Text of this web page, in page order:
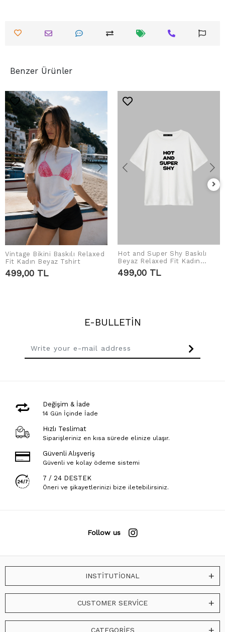
Benzer Ürünler
ADD TO CART
Vintage Bikini Baskılı Relaxed
Fit Kadın Beyaz Tshirt
499,00 TL
ADD TO CART
Hot and Super Shy Baskılı
Beyaz Relaxed Fit Kadın
Tshirt
499,00 TL
E-BULLETİN
Değişim & İade
14 Gün İçinde İade
Hızlı Teslimat
Siparişleriniz en kısa sürede elinize ulaşır.
Güvenli Alışveriş
Güvenli ve kolay ödeme sistemi
7 / 24 DESTEK
Öneri ve şikayetlerinizi bize iletebilirsiniz.
Follow us
INSTİTUTİONAL
CUSTOMER SERVİCE
CATEGORİES